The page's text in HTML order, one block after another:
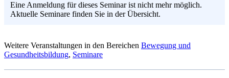
Eine Anmeldung für dieses Seminar ist nicht mehr möglich.
Aktuelle Seminare finden Sie in der Übersicht.
Weitere Veranstaltungen in den Bereichen Bewegung und
Gesundheitsbildung, Seminare